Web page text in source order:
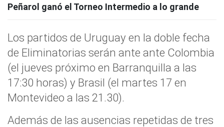
Peñarol ganó el Torneo Intermedio a lo grande
Los partidos de Uruguay en la doble fecha
de Eliminatorias serán ante ante Colombia
(el jueves próximo en Barranquilla a las
17:30 horas) y Brasil (el martes 17 en
Montevideo a las 21.30).
Además de las ausencias repetidas de tres